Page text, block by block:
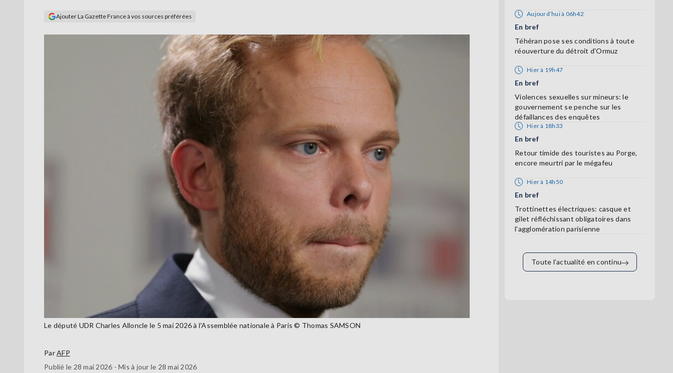
Ajouter La Gazette France à vos sources préférées
Le député UDR Charles Alloncle le 5 mai 2026 à l'Assemblée nationale à Paris © Thomas SAMSON
ParAFP
Publié le 28 mai 2026 - Mis à jour le 28 mai 2026
Aujourd’hui à 06h42
En bref
Téhéran pose ses conditions à toute
réouverture du détroit d'Ormuz
Hier à 19h47
En bref
Violences sexuelles sur mineurs: le
gouvernement se penche sur les
défaillances des enquêtes
Hier à 18h33
En bref
Retour timide des touristes au Porge,
encore meurtri par le mégafeu
Hier à 14h50
En bref
Trottinettes électriques: casque et
gilet réfléchissant obligatoires dans
l'agglomération parisienne
Toute l’actualité en continu